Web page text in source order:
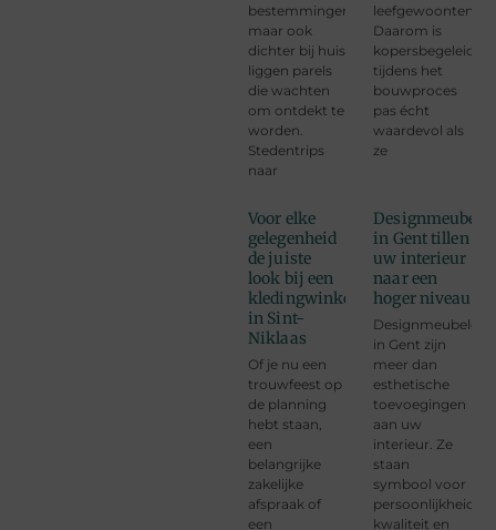
bestemmingen,
maar ook
dichter bij huis
liggen parels
die wachten
om ontdekt te
worden.
Stedentrips
naar
leefgewoonten.
Daarom is
kopersbegeleiding
tijdens het
bouwproces
pas écht
waardevol als
ze
Voor elke
gelegenheid
de juiste
look bij een
kledingwinkel
in Sint-
Niklaas
Of je nu een
trouwfeest op
de planning
hebt staan,
een
belangrijke
zakelijke
afspraak of
een
in Gent tillen
uw interieur
naar een
hoger niveau
Designmeubelen
in Gent zijn
meer dan
esthetische
toevoegingen
aan uw
interieur. Ze
staan
symbool voor
persoonlijkheid,
kwaliteit en